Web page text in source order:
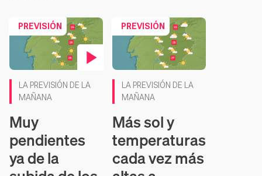
PREVISIÓN
LA PREVISIÓN DE LA
MAÑANA
Muy
pendientes
ya de la
PREVISIÓN
LA PREVISIÓN DE LA
MAÑANA
Más sol y
temperaturas
cada vez más